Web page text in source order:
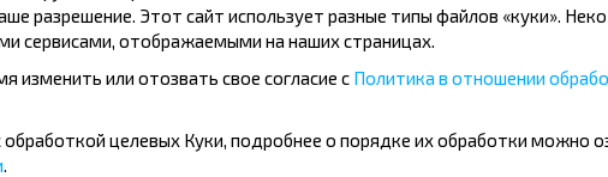
скидки и другие интересные
на получение новостей и
Подписаться
разрешение. Этот сайт использует разные типы файлов «куки».
сервисами, отображаемыми на наших страницах.
изменить или отозвать свое согласие с Политика в отношении
обработкой целевых Куки, подробнее о порядке их обработки можно